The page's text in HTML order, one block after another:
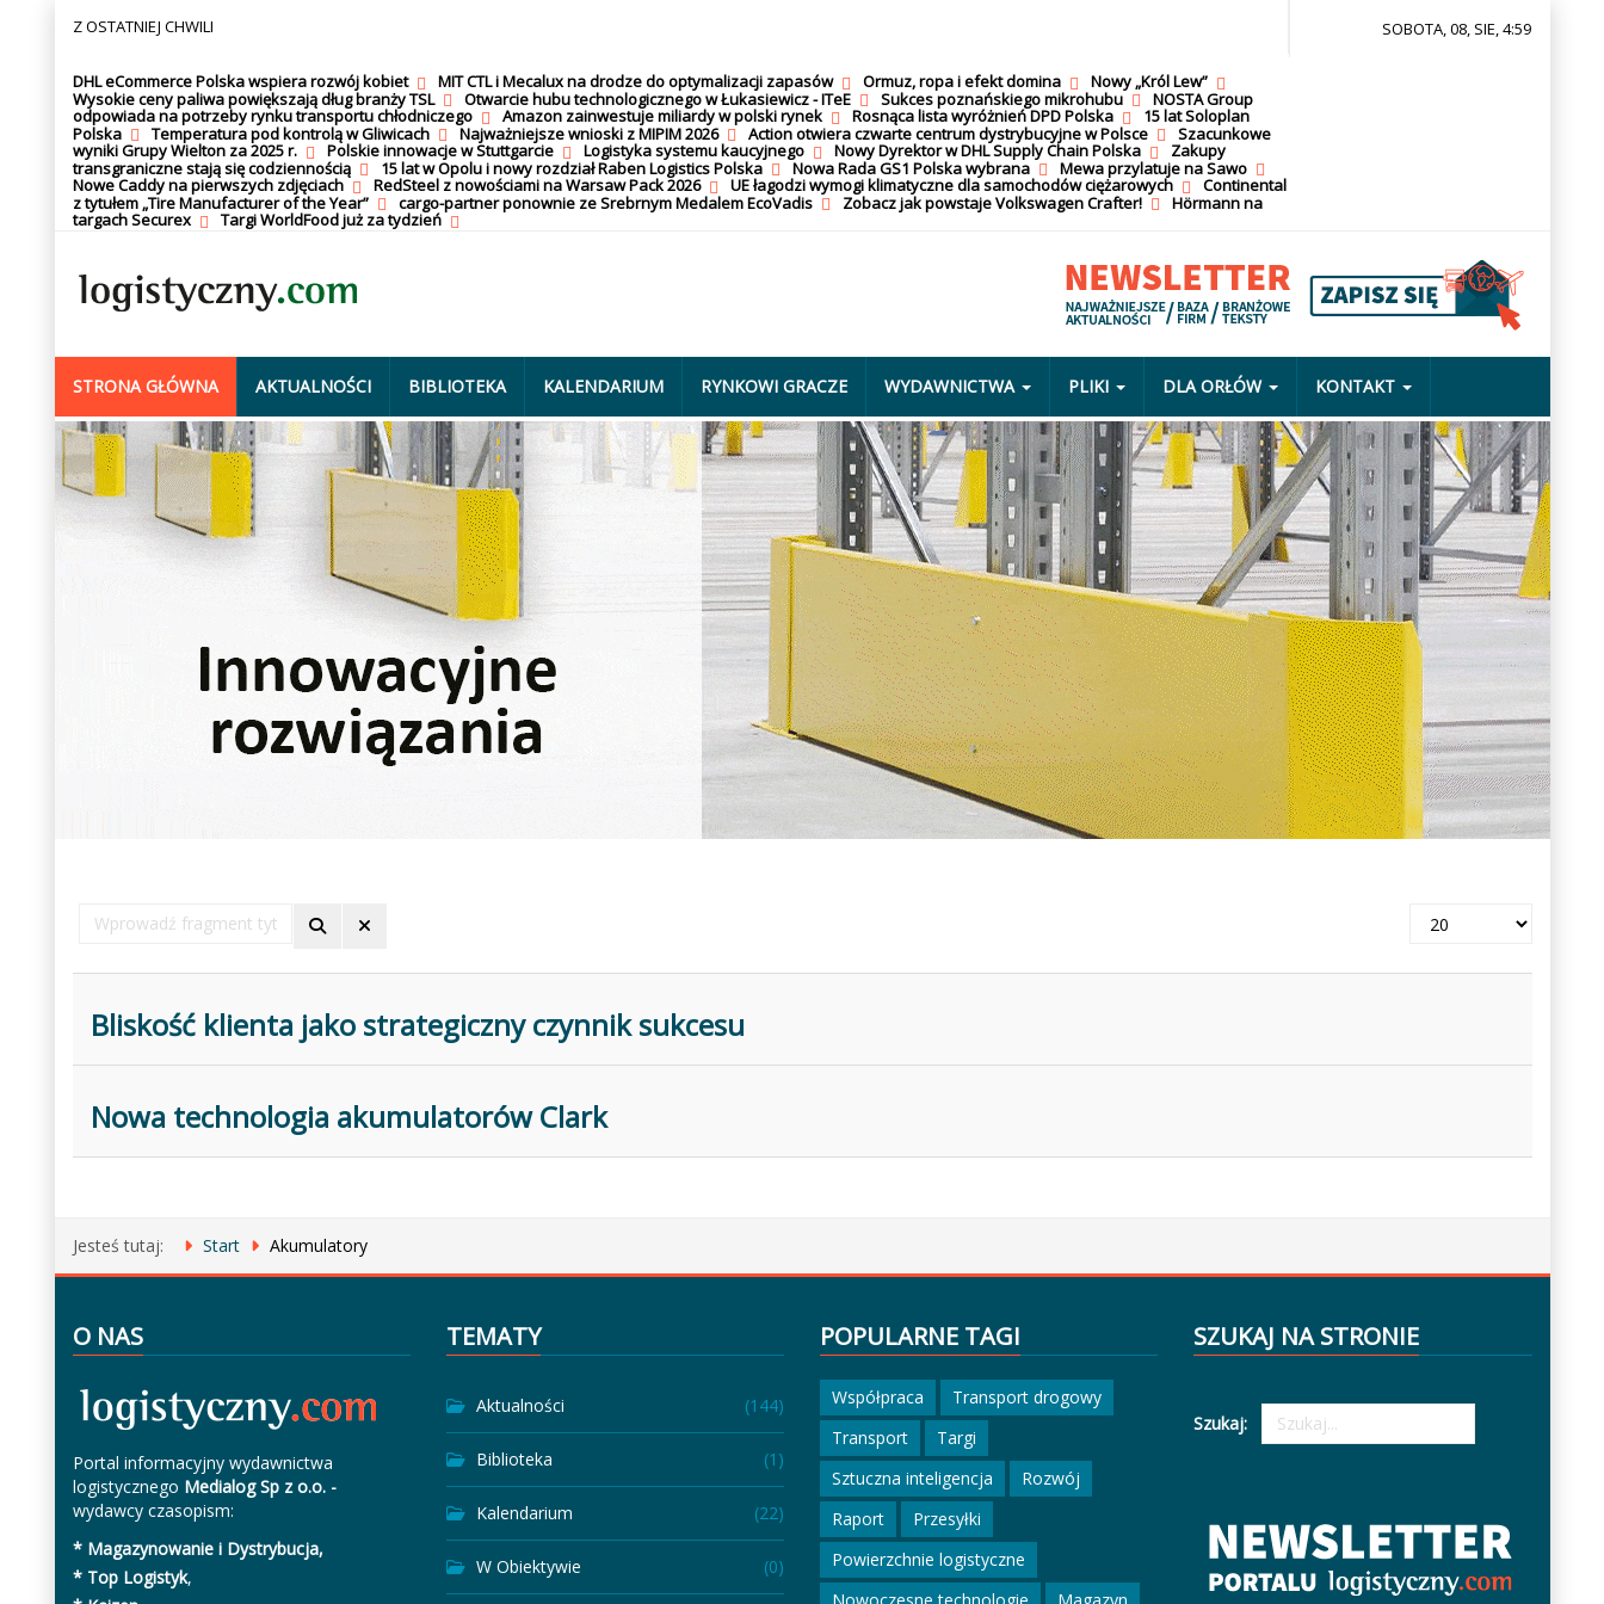
Z OSTATNIEJ CHWILI
DHL eCommerce Polska wspiera rozwój kobiet MIT CTL i Mecalux na drodze do optymalizacji zapasów Ormuz, ropa i efekt domina
Nowy „Król Lew”
Wysokie ceny paliwa powiększają dług branży TSL
Otwarcie hubu technologicznego w Łukasiewicz - ITeE Sukces poznańskiego mikrohubu
NOSTA Group
odpowiada na potrzeby rynku transportu chłodniczego
Amazon zainwestuje miliardy w polski rynek Rosnąca lista wyróżnień DPD Polska
15 lat Soloplan
Polska
Temperatura pod kontrolą w Gliwicach Najważniejsze wnioski z MIPIM 2026 Action otwiera czwarte centrum dystrybucyjne w Polsce
Szacunkowe
wyniki Grupy Wielton za 2025 r.
Polskie innowacje w Stuttgarcie Logistyka systemu kaucyjnego Nowy Dyrektor w DHL Supply Chain Polska
Zakupy
transgraniczne stają się codziennością
15 lat w Opolu i nowy rozdział Raben Logistics Polska Nowa Rada GS1 Polska wybrana
Mewa przylatuje na Sawo
Nowe Caddy na pierwszych zdjęciach
RedSteel z nowościami na Warsaw Pack 2026 UE łagodzi wymogi klimatyczne dla samochodów ciężarowych
Continental
z tytułem „Tire Manufacturer of the Year”
cargo-partner ponownie ze Srebrnym Medalem EcoVadis Zobacz jak powstaje Volkswagen Crafter!
Hörmann na
targach Securex
Targi WorldFood już za tydzień
SOBOTA, 08, SIE, 4:59
STRONA GŁÓWNA AKTUALNOŚCI BIBLIOTEKA KALENDARIUM RYNKOWI GRACZE WYDAWNICTWA PLIKI DLA ORŁÓW KONTAKT
Wprowadź
fragment
Pokaż
Bliskość klienta jako strategiczny czynnik sukcesu
Nowa technologia akumulatorów Clark
Jesteś tutaj: Start Akumulatory
O NAS
Portal informacyjny wydawnictwa
logistycznego Medialog Sp z o.o. -
wydawcy czasopism:
* Magazynowanie i Dystrybucja,
* Top Logistyk,
TEMATY
Aktualności (144)
Biblioteka (1)
Kalendarium (22)
W Obiektywie (0)
POPULARNE TAGI
Współpraca
Transport drogowy
Transport
Targi
Sztuczna inteligencja
Rozwój
Raport
Przesyłki
Powierzchnie logistyczne
Nowoczesne technologie
Magazyn
SZUKAJ NA STRONIE
Szukaj: